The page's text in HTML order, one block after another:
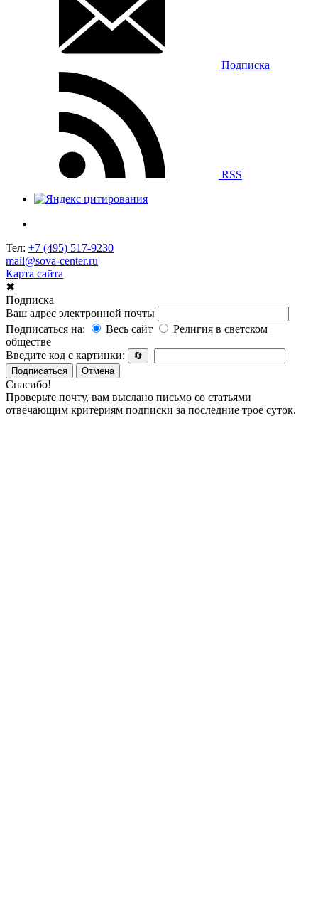
Подписка
RSS
Тел: +7 (495) 517-9230
mail@sova-center.ru
Карта сайта
✖
Подписка
Ваш адрес электронной почты
Подписаться на:
Весь сайт
Религия в светском
обществе
Введите код с картинки:
🔄
Подписаться
Отмена
Спасибо!
Проверьте почту, вам выслано письмо со статьями
отвечающим критериям подписки за последние трое суток.